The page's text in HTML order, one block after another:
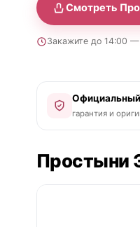
Смотреть
Закажите до 14:00
гарантия и
Простыни